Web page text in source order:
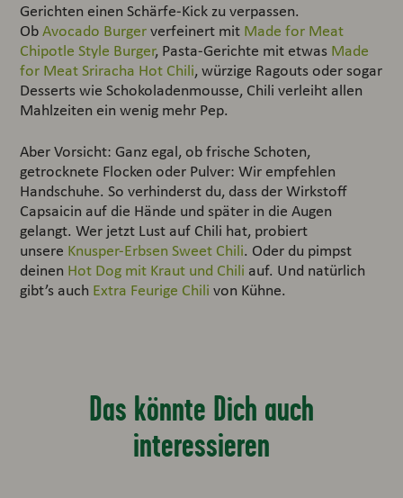
Gerichten einen Schärfe-Kick zu verpassen.
ObAvocado Burgerverfeinert mit Made for Meat
Chipotle Style Burger, Pasta-Gerichte mit etwas Made
for Meat Sriracha Hot Chili, würzige Ragouts oder sogar
Desserts wie Schokoladenmousse, Chili verleiht allen
Mahlzeiten ein wenig mehr Pep.
Aber Vorsicht: Ganz egal, ob frische Schoten,
getrocknete Flocken oder Pulver: Wir empfehlen
Handschuhe. So verhinderst du, dass der Wirkstoff
Capsaicin auf die Hände und später in die Augen
gelangt. Wer jetzt Lust auf Chili hat, probiert
unsere Knusper-Erbsen Sweet Chili. Oder du pimpst
deinen Hot Dog mit Kraut und Chili auf. Und natürlich
gibt’s auch Extra Feurige Chili von Kühne.
Das könnte Dich auch
interessieren